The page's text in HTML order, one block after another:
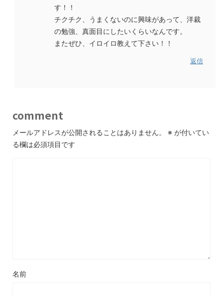
す！！
チクチク、うまくないのに興味があって、洋裁
の勉強、真面目にしたいくらいなんです。
またぜひ、イロイロ教えて下さい！！
返信
comment
メールアドレスが公開されることはありません。 ※ が付いてい
る欄は必須項目です
名前